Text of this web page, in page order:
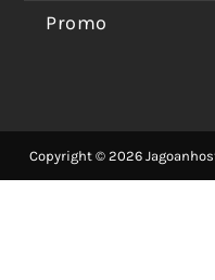
Promo
Copyright © 2026